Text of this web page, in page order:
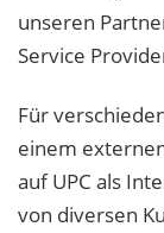
unseren
Service
Für
einem
auf UPC als
von diversen